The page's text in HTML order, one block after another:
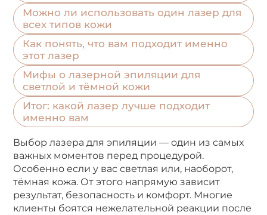
Можно ли использовать один лазер для
всех типов кожи
Как понять, что вам подходит именно
этот лазер
Мифы о лазерной эпиляции для
светлой и тёмной кожи
Итог: какой лазер лучше подходит
именно вам
Выбор лазера для эпиляции — один из самых
важных моментов перед процедурой.
Особенно если у вас светлая или, наоборот,
тёмная кожа. От этого напрямую зависит
результат, безопасность и комфорт. Многие
клиенты боятся нежелательной реакции после